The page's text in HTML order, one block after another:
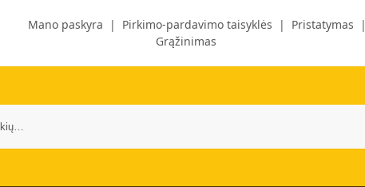
Mano paskyra | Pirkimo-pardavimo taisyklės | Pristatymas |
Grąžinimas